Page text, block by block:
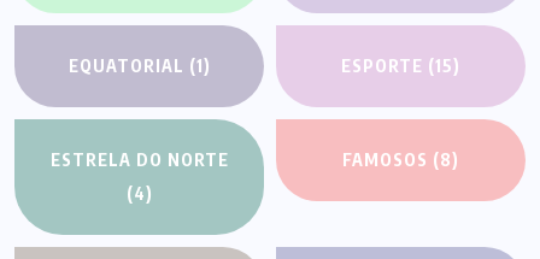
EQUATORIAL (1) ESPORTE (15)
ESTRELA DO NORTE
(4)
FAMOSOS (8)